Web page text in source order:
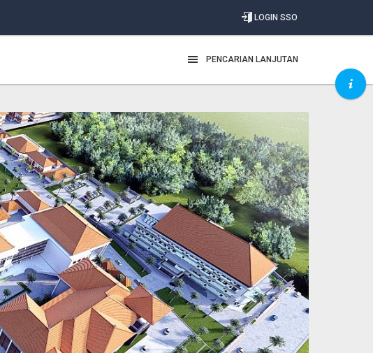
LOGIN SSO
PENCARIAN LANJUTAN